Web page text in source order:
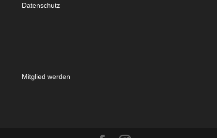
Datenschutz
Mitglied werden